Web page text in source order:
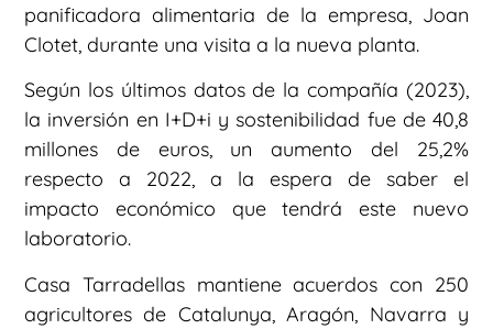
panificadora alimentaria de la empresa, Joan
Clotet, durante una visita a la nueva planta.
Según los últimos datos de la compañía (2023),
la inversión en I+D+i y sostenibilidad fue de 40,8
millones de euros, un aumento del 25,2%
respecto a 2022, a la espera de saber el
impacto económico que tendrá este nuevo
laboratorio.
Casa Tarradellas mantiene acuerdos con 250
agricultores de Catalunya, Aragón, Navarra y